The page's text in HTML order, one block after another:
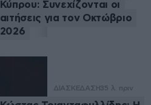
Κύπρου: Συνεχίζονται οι
αιτήσεις για τον Οκτώβριο
2026
ΔΙΑΣΚΕΔΑΣΗ35 λ. πριν